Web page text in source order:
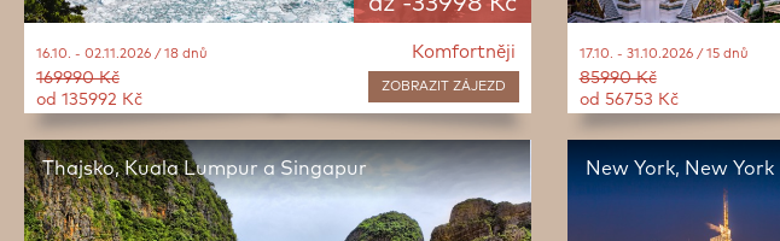
Komfortněji
ZOBRAZIT ZÁJEZD
16.10. - 02.11.2026 / 18 dnů
169990 Kč
od 135992 Kč
17.10. - 31.10.2026 / 15 dnů
85990 Kč
od 56753 Kč
Thajsko, Kuala Lumpur a Singapur New York, New York